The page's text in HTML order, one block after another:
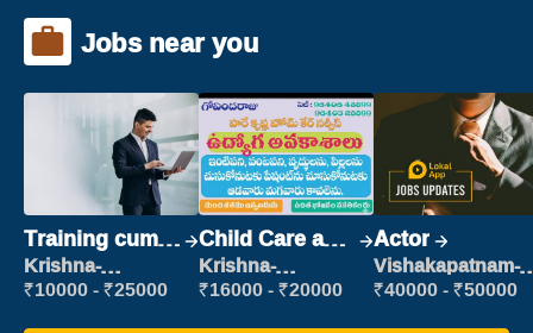
Jobs near you
Training cum
Placement
Krishna-
vijayawada
₹10000 - ₹25000
Child Care and
Patient care
Krishna-
vijayawada
₹16000 - ₹20000
Actor
Vishakapatnam-
new
₹40000 - ₹50000